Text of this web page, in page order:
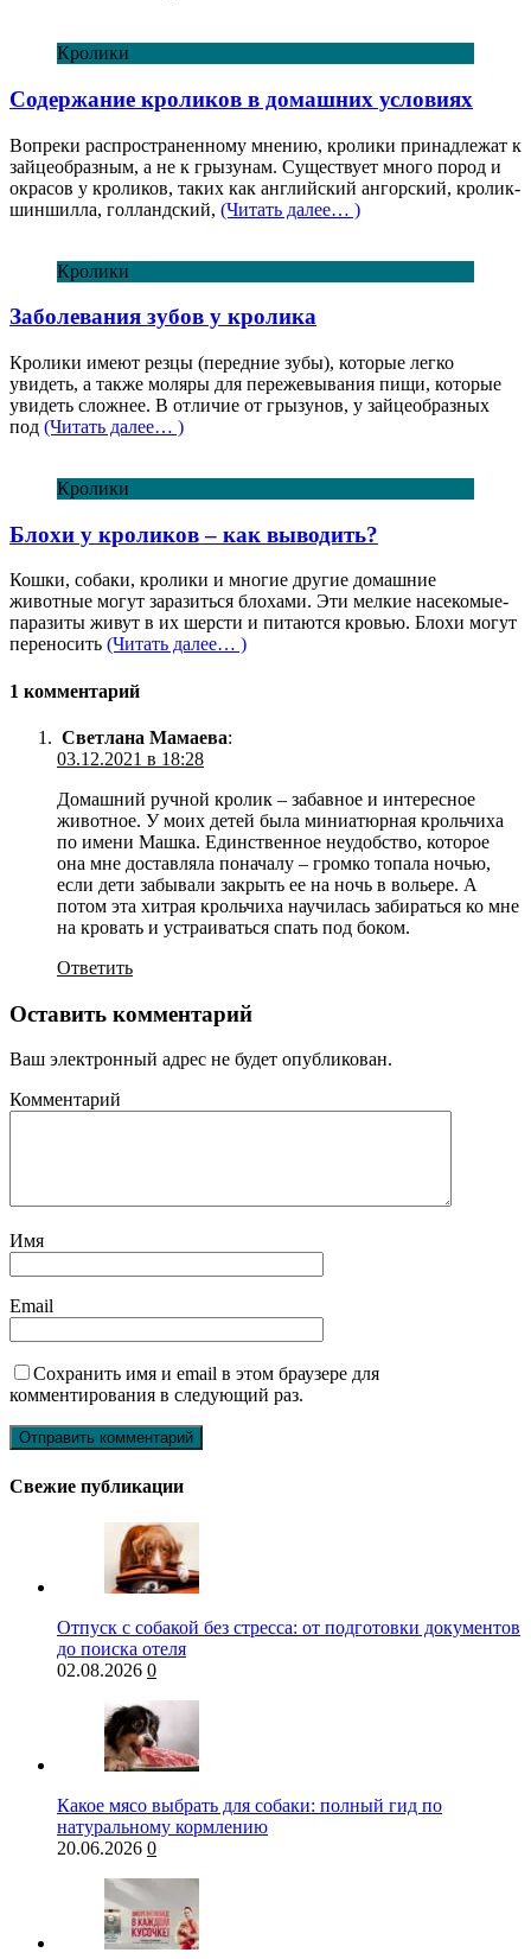
Кролики
Содержание кроликов в домашних условиях
Вопреки распространенному мнению, кролики принадлежат к
зайцеобразным, а не к грызунам. Существует много пород и
окрасов у кроликов, таких как английский ангорский, кролик-
шиншилла, голландский, (Читать далее… )
Кролики
Заболевания зубов у кролика
Кролики имеют резцы (передние зубы), которые легко
увидеть, а также моляры для пережевывания пищи, которые
увидеть сложнее. В отличие от грызунов, у зайцеобразных
под (Читать далее… )
Кролики
Блохи у кроликов – как выводить?
Кошки, собаки, кролики и многие другие домашние
животные могут заразиться блохами. Эти мелкие насекомые-
паразиты живут в их шерсти и питаются кровью. Блохи могут
переносить (Читать далее… )
1 комментарий
Светлана Мамаева:
03.12.2021 в 18:28
Домашний ручной кролик – забавное и интересное
животное. У моих детей была миниатюрная крольчиха
по имени Машка. Единственное неудобство, которое
она мне доставляла поначалу – громко топала ночью,
если дети забывали закрыть ее на ночь в вольере. А
потом эта хитрая крольчиха научилась забираться ко мне
на кровать и устраиваться спать под боком.
Ответить
Оставить комментарий
Ваш электронный адрес не будет опубликован.
Комментарий
Имя
Email
Сохранить имя и email в этом браузере для
комментирования в следующий раз.
Свежие публикации
Отпуск с собакой без стресса: от подготовки документов
до поиска отеля
02.08.2026 0
Какое мясо выбрать для собаки: полный гид по
натуральному кормлению
20.06.2026 0